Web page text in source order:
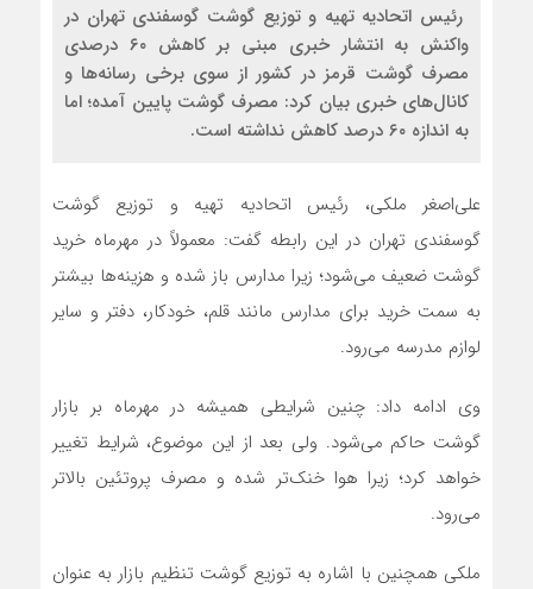
رئیس اتحادیه تهیه و توزیع گوشت گوسفندی تهران در
واکنش به انتشار خبری مبنی بر کاهش ۶۰ درصدی
مصرف گوشت قرمز در کشور از سوی برخی رسانه‌ها و
کانال‌های خبری بیان کرد: مصرف گوشت پایین آمده؛ اما
به‌ اندازه ۶۰ درصد کاهش نداشته است.
علی‌اصغر ملکی، رئیس اتحادیه تهیه و توزیع گوشت
گوسفندی تهران در این رابطه گفت: معمولاً در مهرماه خرید
گوشت ضعیف می‌شود؛ زیرا مدارس باز شده و هزینه‌ها بیشتر
به سمت خرید برای مدارس مانند قلم، خودکار، دفتر و سایر
لوازم مدرسه می‌رود.
وی ادامه داد: چنین شرایطی همیشه در مهرماه بر بازار
گوشت حاکم می‌شود. ولی بعد از این موضوع، شرایط تغییر
خواهد کرد؛ زیرا هوا خنک‌تر شده و مصرف پروتئین بالاتر
می‌رود.
ملکی همچنین با اشاره به توزیع گوشت تنظیم بازار به‌ عنوان